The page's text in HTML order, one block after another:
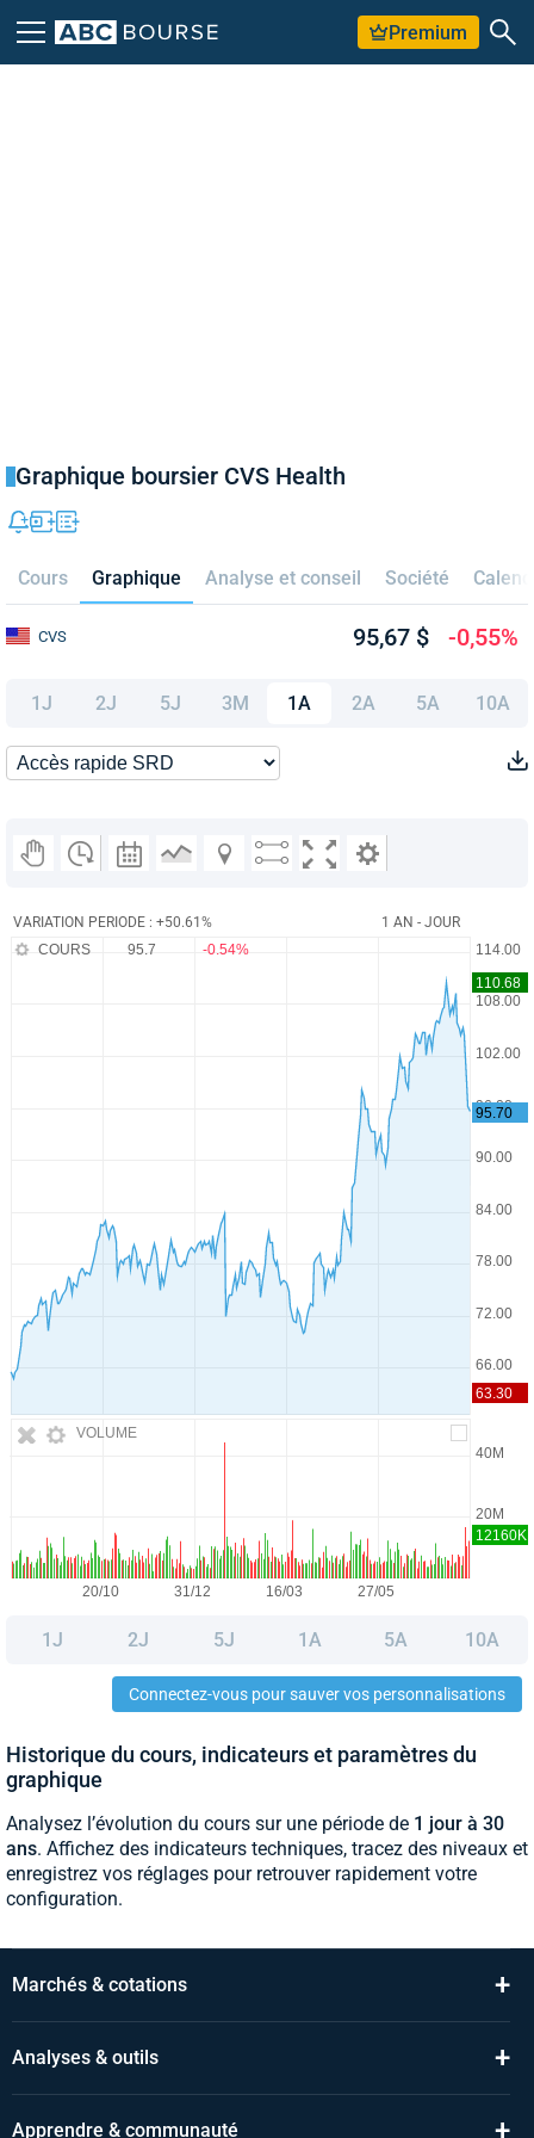
Premium
Graphique boursier CVS Health
Cours Graphique Analyse et conseil Société
CVS 95,67 $ -0,55%
1J 2J 5J 3M 1A 2A 5A 10A
VARIATION PERIODE : +50.61% 1 AN - JOUR
VOLUME
COURS 95.7 -0.54%
1J 2J 5J 1A 5A 10A
Connectez-vous pour sauver vos personnalisations
Historique du cours, indicateurs et paramètres du
graphique
Analysez l’évolution du cours sur une période de 1 jour à 30
ans. Affichez des indicateurs techniques, tracez des niveaux et
enregistrez vos réglages pour retrouver rapidement votre
configuration.
Marchés & cotations +
Analyses & outils +
Apprendre & communauté +